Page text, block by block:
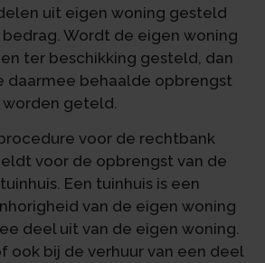
uit eigen woning gesteld
Wordt de eigen woning
ter beschikking gesteld, dan
daarmee behaalde opbrengst
geteld.
voor de rechtbank
voor de opbrengst van de
Een tuinhuis is een
van de eigen woning
deel uit van de eigen woning.
ook bij de verhuur van een deel